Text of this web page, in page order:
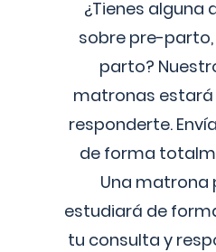
¿Tienes alguna
sobre pre-
parto?
matronas
responderte.
de forma
Una matrona
estudiará de
tu consulta y